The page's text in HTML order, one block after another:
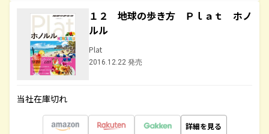
１２ 地球の歩き方 Ｐｌａｔ ホノ
ルル
Plat
2016.12.22 発売
当社在庫切れ
詳細を見る